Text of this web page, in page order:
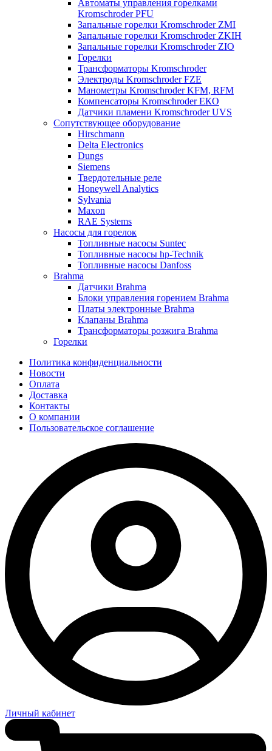
Автоматы управления горелками
Kromschroder PFU
Запальные горелки Kromschroder ZМI
Запальные горелки Kromschroder ZKIH
Запальные горелки Kromschroder ZIO
Горелки
Трансформаторы Kromschroder
Электроды Kromschroder FZE
Манометры Kromschroder KFM, RFM
Компенсаторы Kromschroder ЕКО
Датчики пламени Kromschroder UVS
Сопутствующее оборудование
Hirschmann
Delta Electronics
Dungs
Siemens
Твердотельные реле
Honeywell Analytics
Sylvania
Maxon
RAE Systems
Насосы для горелок
Топливные насосы Suntec
Топливные насосы hp-Technik
Топливные насосы Danfoss
Brahma
Датчики Brahma
Блоки управления горением Brahma
Платы электронные Brahma
Клапаны Brahma
Трансформаторы розжига Brahma
Горелки
Политика конфиденциальности
Новости
Оплата
Доставка
Контакты
О компании
Пользовательское соглашение
Личный кабинет